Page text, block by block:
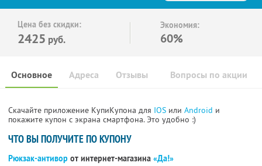
Цена без скидки:
2425 руб.
Экономия:
60%
Основное Отзывы Вопросы по акции
Адреса
Скачайте приложение КупиКупона для IOS или Android и
покажите купон с экрана смартфона. Это удобно :)
ЧТО ВЫ ПОЛУЧИТЕ ПО КУПОНУ
Рюкзак-антивор от интернет-магазина «Да!»